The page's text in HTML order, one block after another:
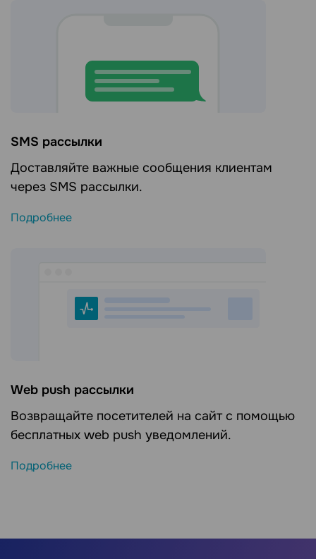
SMS рассылки
Доставляйте важные сообщения клиентам
через SMS рассылки.
Подробнее
Web push рассылки
Возвращайте посетителей на сайт с помощью
бесплатных web push уведомлений.
Подробнее